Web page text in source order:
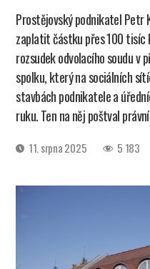
Prostějovský podnikatel Petr
zaplatit částku přes 100 tisíc
rozsudek odvolacího soudu v
spolku, který na sociálních
stavbách podnikatele a
ruku. Ten na něj poštval
Datum11. srpna 2025 5 183